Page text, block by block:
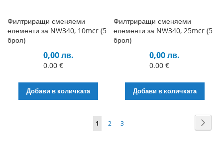
Филтриращи сменяеми
елементи за NW340, 10mcr (5
броя)
0,00 лв.
0.00 €
Добави в количката
Филтриращи сменяеми
елементи за NW340, 25mcr (5
броя)
0,00 лв.
0.00 €
Добави в количката
В1 Страница
2 Страница
3